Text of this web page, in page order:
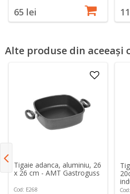
65 lei
Alte produse din aceeași
Tigaie adanca, aluminiu, 26
x 26 cm - AMT Gastroguss
Cod: E268